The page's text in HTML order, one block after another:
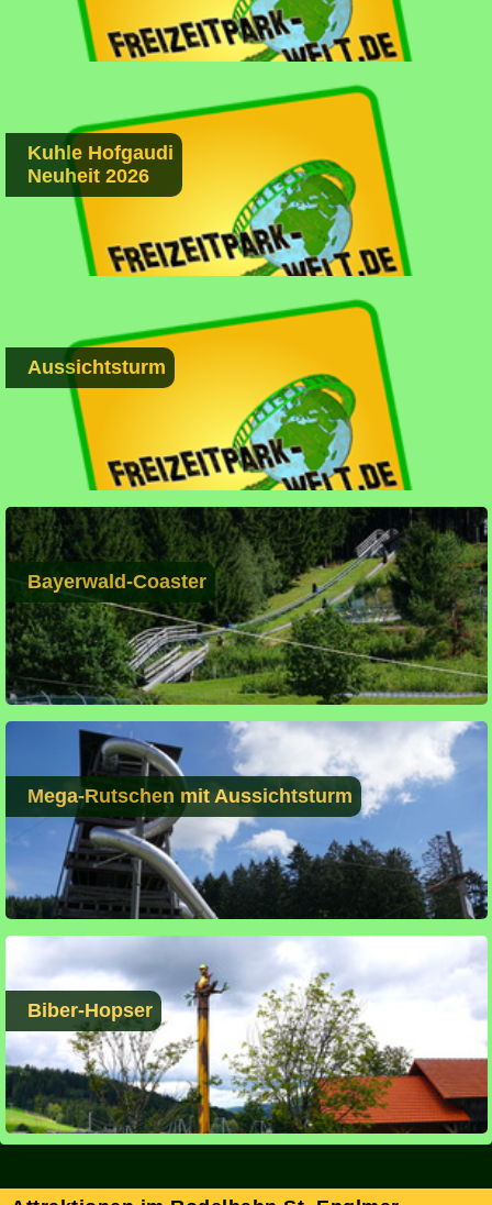
Kuhle Hofgaudi
Neuheit 2026
Aussichtsturm
Bayerwald-Coaster
Mega-Rutschen mit Aussichtsturm
Biber-Hopser